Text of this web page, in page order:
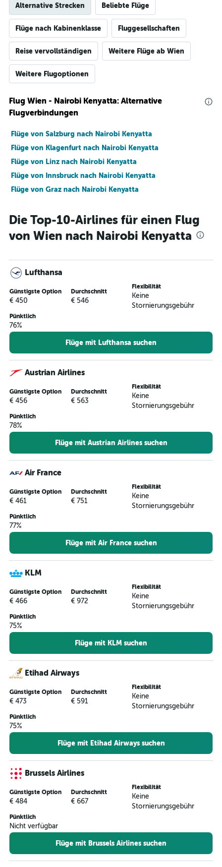
Alternative Strecken Beliebte Flüge
Flüge nach Kabinenklasse Fluggesellschaften
Reise vervollständigen Weitere Flüge ab Wien
Weitere Flugoptionen
Flug Wien - Nairobi Kenyatta: Alternative
Flugverbindungen
Flüge von Salzburg nach Nairobi Kenyatta
Flüge von Klagenfurt nach Nairobi Kenyatta
Flüge von Linz nach Nairobi Kenyatta
Flüge von Innsbruck nach Nairobi Kenyatta
Flüge von Graz nach Nairobi Kenyatta
Die Top-10-Airlines für einen Flug
von Wien nach Nairobi Kenyatta
Lufthansa
Günstigste Option
€ 450
Durchschnitt
€ 546
Flexibilität
Keine
Stornierungsgebühr
Pünktlich
76%
Flüge mit Lufthansa suchen
Austrian Airlines
Günstigste Option
€ 456
Durchschnitt
€ 563
Flexibilität
Keine
Stornierungsgebühr
Pünktlich
78%
Flüge mit Austrian Airlines suchen
Air France
Günstigste Option
€ 461
Durchschnitt
€ 751
Flexibilität
Keine
Stornierungsgebühr
Pünktlich
77%
Flüge mit Air France suchen
KLM
Günstigste Option
€ 466
Durchschnitt
€ 972
Flexibilität
Keine
Stornierungsgebühr
Pünktlich
75%
Flüge mit KLM suchen
Etihad Airways
Günstigste Option
€ 473
Durchschnitt
€ 591
Flexibilität
Keine
Stornierungsgebühr
Pünktlich
75%
Flüge mit Etihad Airways suchen
Brussels Airlines
Günstigste Option
€ 484
Durchschnitt
€ 667
Flexibilität
Keine
Stornierungsgebühr
Pünktlich
Nicht verfügbar
Flüge mit Brussels Airlines suchen